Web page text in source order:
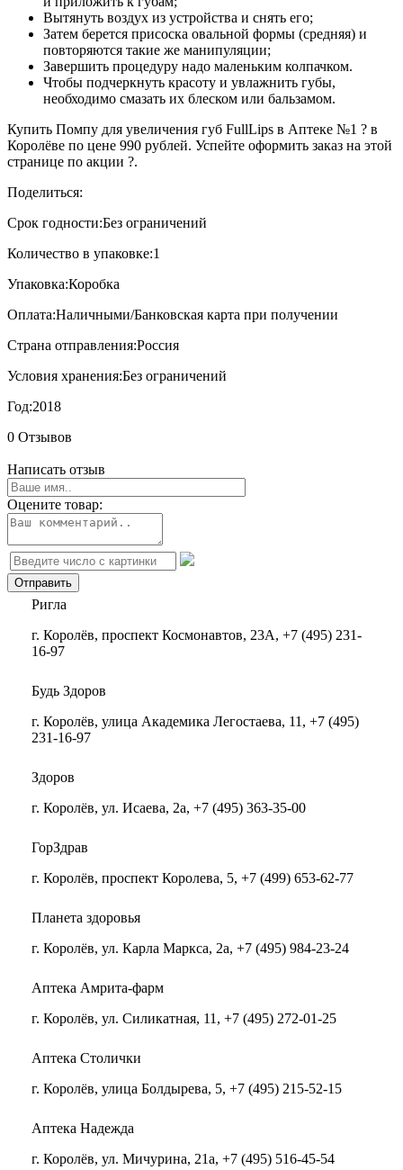
Вытянуть воздух из устройства и снять его;
Затем берется присоска овальной формы (средняя) и
повторяются такие же манипуляции;
Завершить процедуру надо маленьким колпачком.
Чтобы подчеркнуть красоту и увлажнить губы,
необходимо смазать их блеском или бальзамом.
Купить Помпу для увеличения губ FullLips в Аптеке №1 ? в
Королёве по цене 990 рублей. Успейте оформить заказ на этой
странице по акции ?.
Поделиться:
Срок годности:Без ограничений
Количество в упаковке:1
Упаковка:Коробка
Оплата:Наличными/Банковская карта при получении
Страна отправления:Россия
Условия хранения:Без ограничений
Год:2018
0 Отзывов
Написать отзыв
Оцените товар:
Ригла
г. Королёв, проспект Космонавтов, 23А, +7 (495) 231-
16-97
Будь Здоров
г. Королёв, улица Академика Легостаева, 11, +7 (495)
231-16-97
Здоров
г. Королёв, ул. Исаева, 2а, +7 (495) 363-35-00
ГорЗдрав
г. Королёв, проспект Королева, 5, +7 (499) 653-62-77
Планета здоровья
г. Королёв, ул. Карла Маркса, 2а, +7 (495) 984-23-24
Аптека Амрита-фарм
г. Королёв, ул. Силикатная, 11, +7 (495) 272-01-25
Аптека Столички
г. Королёв, улица Болдырева, 5, +7 (495) 215-52-15
Аптека Надежда
г. Королёв, ул. Мичурина, 21а, +7 (495) 516-45-54